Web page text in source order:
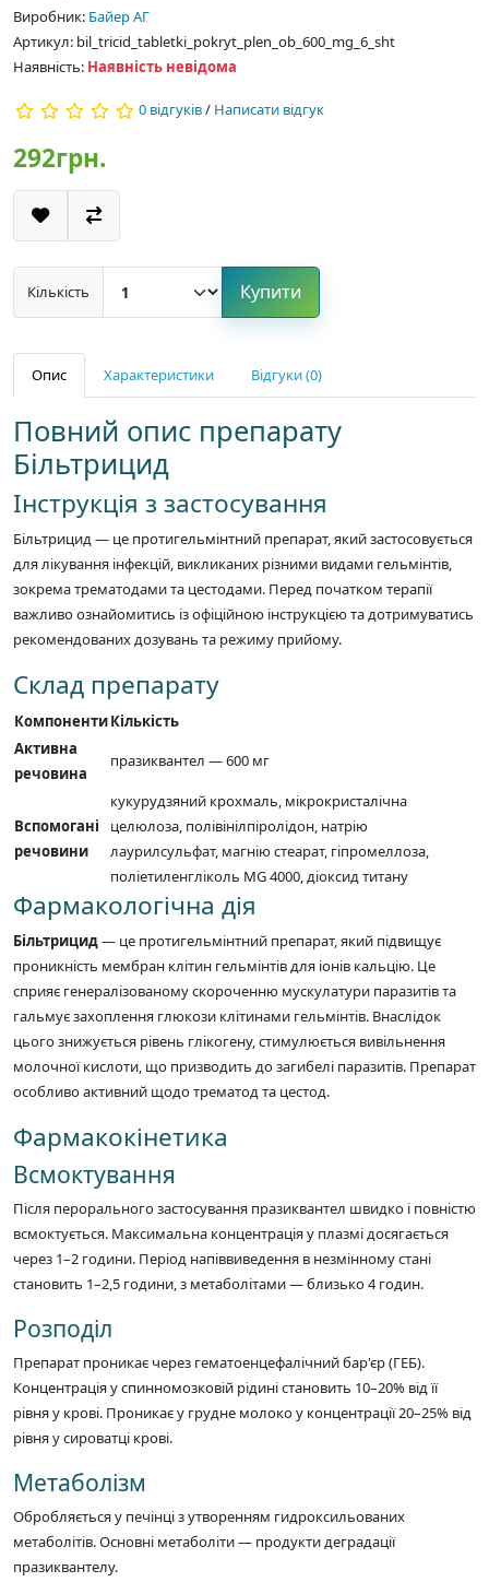
Виробник: Байер АГ
Артикул: bil_tricid_tabletki_pokryt_plen_ob_600_mg_6_sht
Наявність: Наявність невідома
0 відгуків/ Написати відгук
292грн.
Кількість Купити
Опис Характеристики Відгуки (0)
Повний опис препарату
Більтрицид
Інструкція з застосування
Більтрицид — це протигельмінтний препарат, який застосовується
для лікування інфекцій, викликаних різними видами гельмінтів,
зокрема трематодами та цестодами. Перед початком терапії
важливо ознайомитись із офіційною інструкцією та дотримуватись
рекомендованих дозувань та режиму прийому.
Склад препарату
КомпонентиКількість
Активна
речовина
празиквантел — 600 мг
Вспомогані
речовини
кукурудзяний крохмаль, мікрокристалічна
целюлоза, полівінілпіролідон, натрію
лаурилсульфат, магнію стеарат, гіпромеллоза,
поліетиленгліколь МG 4000, діоксид титану
Фармакологічна дія
Більтрицид— це протигельмінтний препарат, який підвищує
проникність мембран клітин гельмінтів для іонів кальцію. Це
сприяє генералізованому скороченню мускулатури паразитів та
гальмує захоплення глюкози клітинами гельмінтів. Внаслідок
цього знижується рівень глікогену, стимулюється вивільнення
молочної кислоти, що призводить до загибелі паразитів. Препарат
особливо активний щодо трематод та цестод.
Фармакокінетика
Всмоктування
Після перорального застосування празиквантел швидко і повністю
всмоктується. Максимальна концентрація у плазмі досягається
через 1–2 години. Період напіввиведення в незмінному стані
становить 1–2,5 години, з метаболітами — близько 4 годин.
Розподіл
Препарат проникає через гематоенцефалічний бар'єр (ГЕБ).
Концентрація у спинномозковій рідині становить 10–20% від її
рівня у крові. Проникає у грудне молоко у концентрації 20–25% від
рівня у сироватці крові.
Метаболізм
Обробляється у печінці з утворенням гидроксильованих
метаболітів. Основні метаболіти — продукти деградації
празиквантелу.